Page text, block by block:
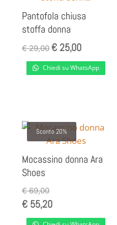
Pantofola chiusa
stoffa donna
€29,00 Il
prezzo
originale
€25,00Il
prezzo
attuale
Chiedi su WhatsApp
Sconto 20%
Mocassino donna Ara
Shoes
€69,00
€55,20